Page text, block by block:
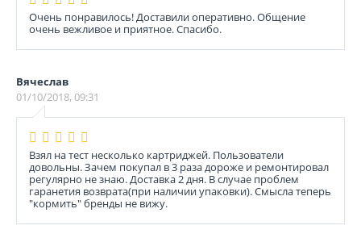
Очень понравилось! Доставили оперативно. Общение
очень вежливое и приятное. Спасибо.
Вячеслав
01/10/2018, 09:31
Взял на тест несколько картриджей. Пользователи
довольны. Зачем покупал в 3 раза дороже и ремонтировал
регулярно не знаю. Доставка 2 дня. В случае проблем
гаранетия возврата(при наличии упаковки). Смысла теперь
"кормить" бренды не вижу.